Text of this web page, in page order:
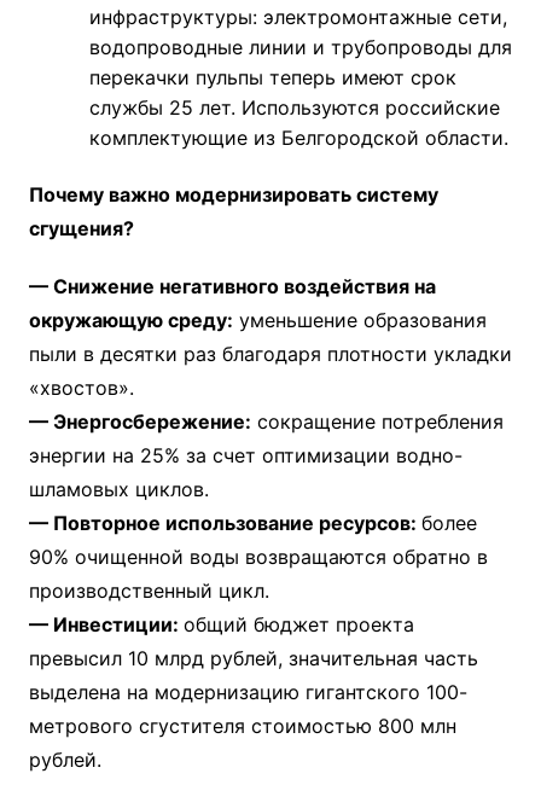
инфраструктуры: электромонтажные сети,
водопроводные линии и трубопроводы для
перекачки пульпы теперь имеют срок
службы 25 лет. Используются российские
комплектующие из Белгородской области.
Почему важно модернизировать систему
сгущения?
— Снижение негативного воздействия на
окружающую среду: уменьшение образования
пыли в десятки раз благодаря плотности укладки
«хвостов».
— Энергосбережение: сокращение потребления
энергии на 25% за счет оптимизации водно-
шламовых циклов.
— Повторное использование ресурсов: более
90% очищенной воды возвращаются обратно в
производственный цикл.
— Инвестиции: общий бюджет проекта
превысил 10 млрд рублей, значительная часть
выделена на модернизацию гигантского 100-
метрового сгустителя стоимостью 800 млн
рублей.